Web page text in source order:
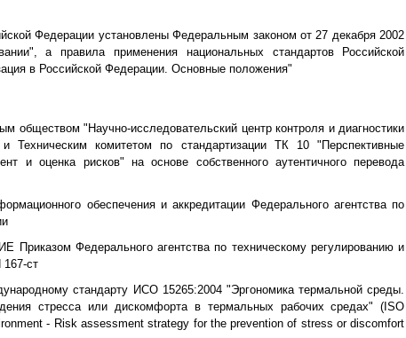
Федерации установлены Федеральным законом от 27 декабря 2002
а правила применения национальных стандартов Российской
в Российской Федерации. Основные положения"
"Научно-исследовательский центр контроля и диагностики
комитетом по стандартизации ТК 10 "Перспективные
и оценка рисков" на основе собственного аутентичного перевода
обеспечения и аккредитации Федерального агентства по
Федерального агентства по техническому регулированию и
167-ст
стандарту ИСО 15265:2004 "Эргономика термальной среды.
стресса или дискомфорта в термальных рабочих средах" (ISO
- Risk assessment strategy for the prevention of stress or discomfort